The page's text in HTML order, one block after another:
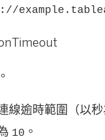
線逾時範圍（以
10 。